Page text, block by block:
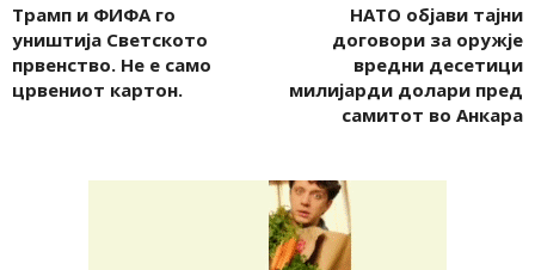
Трамп и ФИФА го
уништија Светското
првенство. Не е само
црвениот картон.
НАТО објави тајни
договори за оружје
вредни десетици
милијарди долари пред
самитот во Анкара